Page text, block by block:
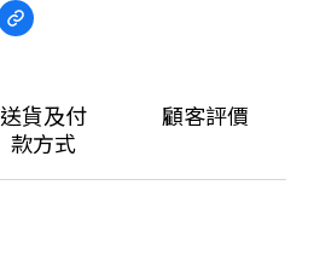
送貨及付
款方式
顧客評價